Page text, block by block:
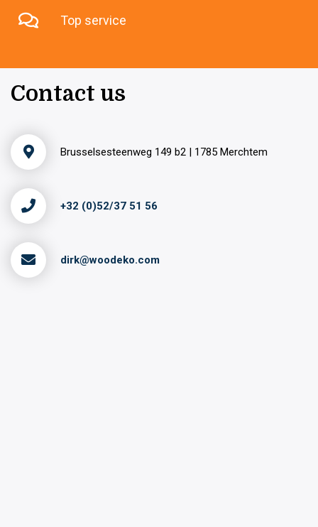
Top service
Contact us
Brusselsesteenweg 149 b2 | 1785 Merchtem
+32 (0)52/37 51 56
dirk@woodeko.com